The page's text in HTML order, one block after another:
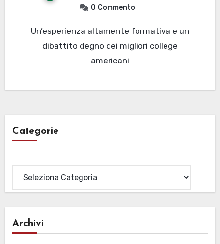
0 Commento
Un’esperienza altamente formativa e un
dibattito degno dei migliori college
americani
Categorie
Archivi